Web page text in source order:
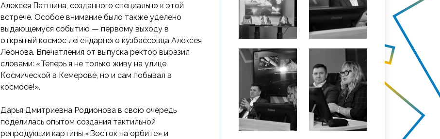
Алексея Патшина, созданного специально к этой
встрече. Особое внимание было также уделено
выдающемуся событию — первому выходу в
открытый космос легендарного кузбассовца Алексея
Леонова. Впечатления от выпуска ректор выразил
словами: «Теперь я не только живу на улице
Космической в Кемерове, но и сам побывал в
космосе!».
Дарья Дмитриевна Родионова в свою очередь
поделилась опытом создания тактильной
репродукции картины «Восток на орбите» и